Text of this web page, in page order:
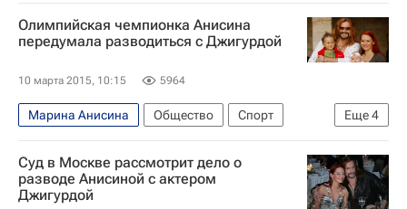
Олимпийская чемпионка Анисина
передумала разводиться с Джигурдой
10 марта 2015, 10:15 5964
Еще4
Марина Анисина Общество
Спорт
Европа
Весь мир
Никита Джигурда
Россия
Суд в Москве рассмотрит дело о
разводе Анисиной с актером
Джигурдой